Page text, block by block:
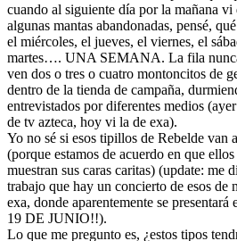
cuando al siguiente día por la mañana vi
algunas mantas abandonadas, pensé,
el miércoles, el jueves, el viernes, el
martes…. UNA SEMANA. La fila
ven dos o tres o cuatro montoncitos de
dentro de la tienda de campaña,
entrevistados por diferentes medios
de tv azteca, hoy vi la de exa).
Yo no sé si esos tipillos de Rebelde van
(porque estamos de acuerdo en que
muestran sus caras caritas) (update: me
trabajo que hay un concierto de esos de
exa, donde aparentemente se
19 DE JUNIO!!).
Lo que me pregunto es, ¿estos tipos